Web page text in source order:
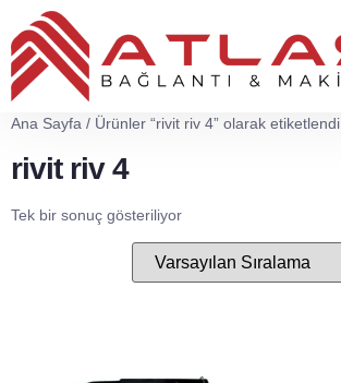
Ana Sayfa / Ürünler “rivit riv 4” olarak etiketlendi
rivit riv 4
Tek bir sonuç gösteriliyor